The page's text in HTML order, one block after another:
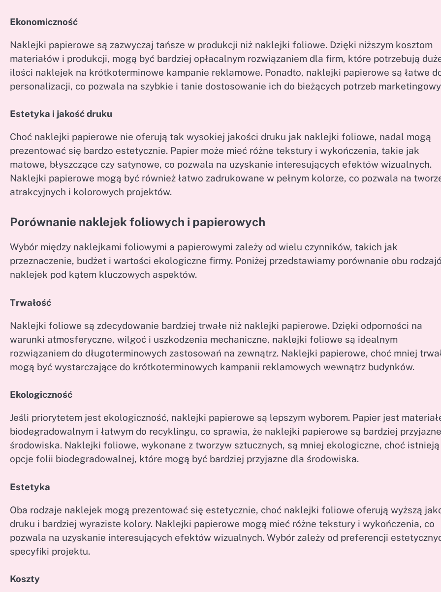
Ekonomiczność
Naklejki papierowe są zazwyczaj tańsze w produkcji niż naklejki foliowe. Dzięki niższym kosztom
materiałów i produkcji, mogą być bardziej opłacalnym rozwiązaniem dla firm, które potrzebują
ilości naklejek na krótkoterminowe kampanie reklamowe. Ponadto, naklejki papierowe są łatwe
personalizacji, co pozwala na szybkie i tanie dostosowanie ich do bieżących potrzeb
Estetyka i jakość druku
Choć naklejki papierowe nie oferują tak wysokiej jakości druku jak naklejki foliowe, nadal mogą
prezentować się bardzo estetycznie. Papier może mieć różne tekstury i wykończenia, takie jak
matowe, błyszczące czy satynowe, co pozwala na uzyskanie interesujących efektów wizualnych.
Naklejki papierowe mogą być również łatwo zadrukowane w pełnym kolorze, co pozwala na
atrakcyjnych i kolorowych projektów.
Porównanie naklejek foliowych i papierowych
Wybór między naklejkami foliowymi a papierowymi zależy od wielu czynników, takich jak
przeznaczenie, budżet i wartości ekologiczne firmy. Poniżej przedstawiamy porównanie obu
naklejek pod kątem kluczowych aspektów.
Trwałość
Naklejki foliowe są zdecydowanie bardziej trwałe niż naklejki papierowe. Dzięki odporności na
warunki atmosferyczne, wilgoć i uszkodzenia mechaniczne, naklejki foliowe są idealnym
rozwiązaniem do długoterminowych zastosowań na zewnątrz. Naklejki papierowe, choć mniej
mogą być wystarczające do krótkoterminowych kampanii reklamowych wewnątrz budynków.
Ekologiczność
Jeśli priorytetem jest ekologiczność, naklejki papierowe są lepszym wyborem. Papier jest
biodegradowalnym i łatwym do recyklingu, co sprawia, że naklejki papierowe są bardziej
środowiska. Naklejki foliowe, wykonane z tworzyw sztucznych, są mniej ekologiczne, choć istnieją
opcje folii biodegradowalnej, które mogą być bardziej przyjazne dla środowiska.
Estetyka
Oba rodzaje naklejek mogą prezentować się estetycznie, choć naklejki foliowe oferują wyższą
druku i bardziej wyraziste kolory. Naklejki papierowe mogą mieć różne tekstury i wykończenia, co
pozwala na uzyskanie interesujących efektów wizualnych. Wybór zależy od preferencji
specyfiki projektu.
Koszty